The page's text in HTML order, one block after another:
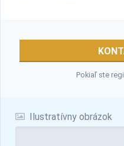
Ilustratívny obrázok
Pokiaľ ste